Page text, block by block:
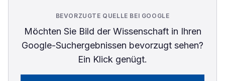
BEVORZUGTE QUELLE BEI GOOGLE
Möchten Sie Bild der Wissenschaftin Ihren
Google-Suchergebnissen bevorzugt sehen?
Ein Klick genügt.